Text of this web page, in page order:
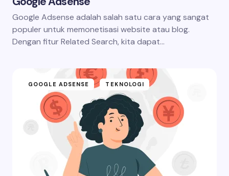
Google Adsense adalah salah satu cara yang sangat
populer untuk memonetisasi website atau blog.
Dengan fitur Related Search, kita dapat…
GOOGLE ADSENSE TEKNOLOGI